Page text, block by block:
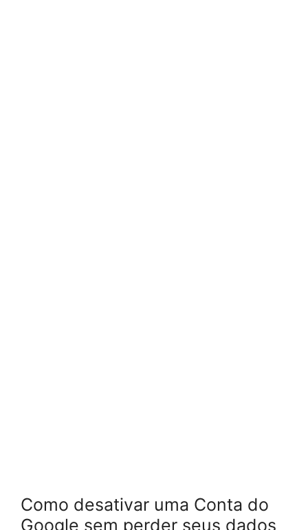
Como desativar uma Conta do
Google sem perder seus dados